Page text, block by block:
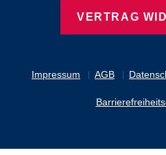
Impressum AGB
VERTRAG